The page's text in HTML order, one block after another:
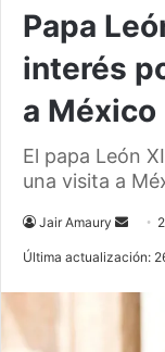
Papa
interés
a México
El papa León
una visita a
Jair Amaury
Send
an
Última actualización: